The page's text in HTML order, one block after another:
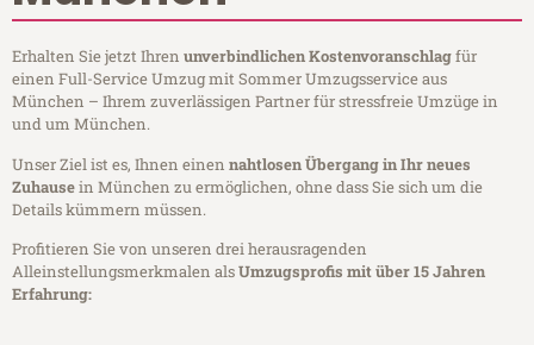
Erhalten Sie jetzt Ihren unverbindlichen Kostenvoranschlagfür
einen Full-Service Umzug mit Sommer Umzugsservice aus
München – Ihrem zuverlässigen Partner für stressfreie Umzüge in
und um München.
Unser Ziel ist es, Ihnen einen nahtlosen Übergang in Ihr neues
Zuhausein München zu ermöglichen, ohne dass Sie sich um die
Details kümmern müssen.
Profitieren Sie von unseren drei herausragenden
Alleinstellungsmerkmalen alsUmzugsprofis mit über 15 Jahren
Erfahrung: